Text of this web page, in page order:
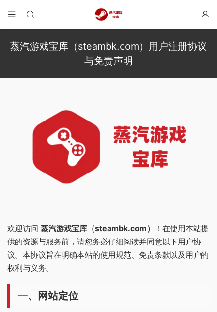
蒸汽游戏宝库（steambk.com）用户注册协议
与免责声明
欢迎访问 蒸汽游戏宝库（steambk.com）
！在使用本站提
供的资源与服务前，请您务必仔细阅读并同意以下用户协
议。本协议旨在明确本站的使用规范、免责条款以及用户的
权利与义务。
一、网站定位